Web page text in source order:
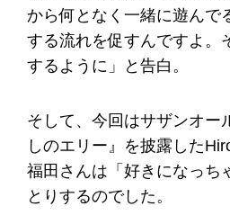
から何となく一緒に遊んで
する流れを促すんですよ。
するように」と告白。
そして、今回はサザンオー
しのエリー』を披露した
福田さんは「好きになっち
とりするのでした。